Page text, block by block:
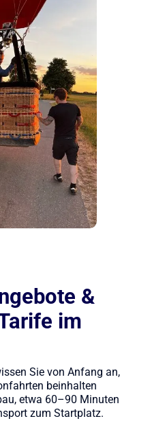
&
im
Sie von Anfang an,
beinhalten
etwa 60–90 Minuten
zum Startplatz.